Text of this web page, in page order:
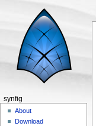
synfig
About
Download